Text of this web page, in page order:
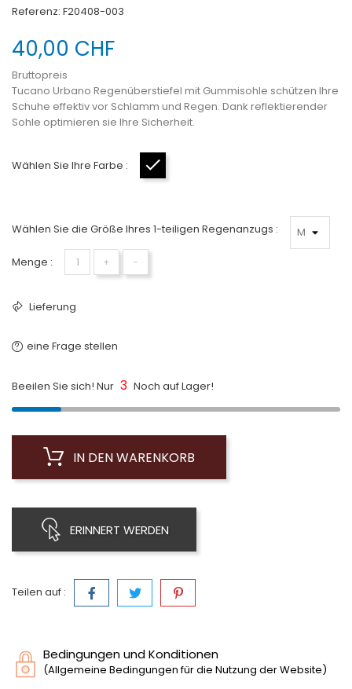
Referenz: F20408-003
40,00 CHF
Bruttopreis
Tucano Urbano Regenüberstiefel mit Gummisohle schützen Ihre
Schuhe effektiv vor Schlamm und Regen. Dank reflektierender
Sohle optimieren sie Ihre Sicherheit.
Wählen Sie Ihre Farbe :
Wählen Sie die Größe Ihres 1-teiligen Regenanzugs :
Menge : + −
Lieferung
eine Frage stellen
Beeilen Sie sich! Nur 3 Noch auf Lager!
IN DEN WARENKORB
ERINNERT WERDEN
Teilen auf :
Bedingungen und Konditionen
(Allgemeine Bedingungen für die Nutzung der Website)